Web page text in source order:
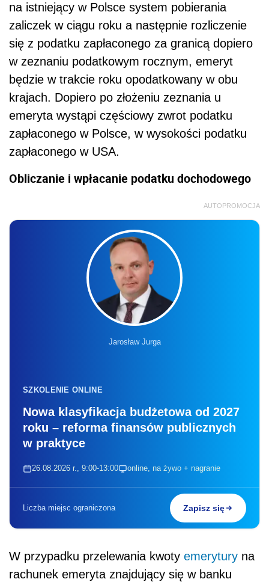
na istniejący w Polsce system pobierania
zaliczek w ciągu roku a następnie rozliczenie
się z podatku zapłaconego za granicą dopiero
w zeznaniu podatkowym rocznym, emeryt
będzie w trakcie roku opodatkowany w obu
krajach. Dopiero po złożeniu zeznania u
emeryta wystąpi częściowy zwrot podatku
zapłaconego w Polsce, w wysokości podatku
zapłaconego w USA.
Obliczanie i wpłacanie podatku dochodowego
AUTOPROMOCJA
Jarosław Jurga
SZKOLENIE ONLINE
Nowa klasyfikacja budżetowa od 2027
roku – reforma finansów publicznych
w praktyce
26.08.2026 r., 9:00-13:00 online, na żywo + nagranie
Liczba miejsc ograniczona Zapisz się
W przypadku przelewania kwoty emerytury na
rachunek emeryta znajdujący się w banku